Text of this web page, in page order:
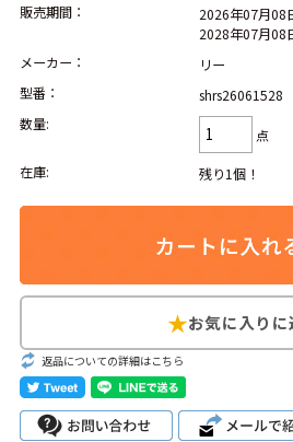
Search by Item アイテムから探す
スウェット
半袖シャツ
Search by Particular
販売期間：
2026年07月08
2028年07月08
メーカー：
リー
型番：
shrs26061528
数量:
点
在庫:
残り1個！
返品についての詳細はこちら